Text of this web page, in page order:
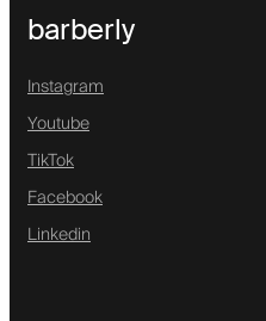
barberly
Instagram
Youtube
TikTok
Facebook
Linkedin